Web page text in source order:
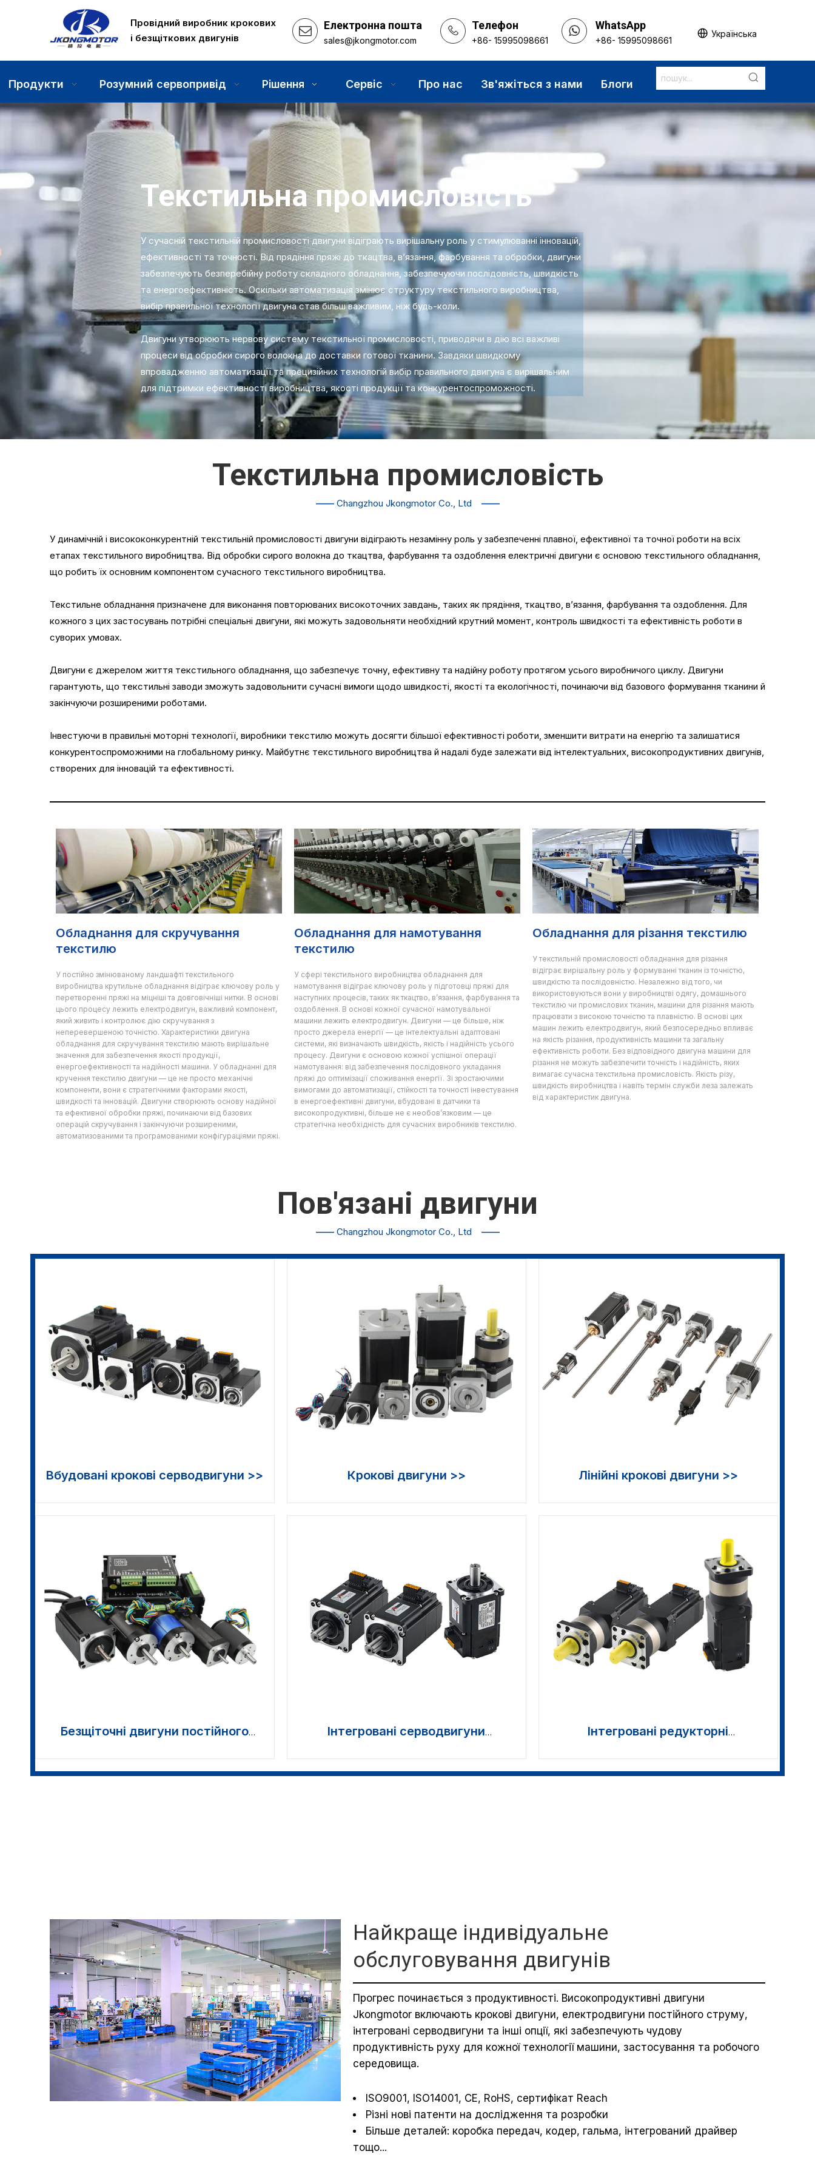
Провідний виробник крокових
і безщіткових двигунів
Електронна пошта
sales@jkongmotor.com
Телефон
+86- 15995098661
WhatsApp
+86- 15995098661
Українська
Продукти Розумний сервопривід Рішення Сервіс Про нас Зв'яжіться з нами Блоги
Текстильна промисловість
У сучасній текстильній промисловості двигуни відіграють вирішальну роль у стимулюванні інновацій,
ефективності та точності. Від прядіння пряжі до ткацтва, в’язання, фарбування та обробки, двигуни
забезпечують безперебійну роботу складного обладнання, забезпечуючи послідовність, швидкість
та енергоефективність. Оскільки автоматизація змінює структуру текстильного виробництва,
вибір правильної технології двигуна став більш важливим, ніж будь-коли.
Двигуни утворюють нервову систему текстильної промисловості, приводячи в дію всі важливі
процеси від обробки сирого волокна до доставки готової тканини. Завдяки швидкому
впровадженню автоматизації та прецизійних технологій вибір правильного двигуна є вирішальним
для підтримки ефективності виробництва, якості продукції та конкурентоспроможності.
Текстильна промисловість
—— Changzhou Jkongmotor Co., Ltd ——
У динамічній і висококонкурентній текстильній промисловості двигуни відіграють незамінну роль у забезпеченні плавної, ефективної та точної роботи на всіх
етапах текстильного виробництва. Від обробки сирого волокна до ткацтва, фарбування та оздоблення електричні двигуни є основою текстильного обладнання,
що робить їх основним компонентом сучасного текстильного виробництва.
Текстильне обладнання призначене для виконання повторюваних високоточних завдань, таких як прядіння, ткацтво, в’язання, фарбування та оздоблення. Для
кожного з цих застосувань потрібні спеціальні двигуни, які можуть задовольняти необхідний крутний момент, контроль швидкості та ефективність роботи в
суворих умовах.
Двигуни є джерелом життя текстильного обладнання, що забезпечує точну, ефективну та надійну роботу протягом усього виробничого циклу. Двигуни
гарантують, що текстильні заводи зможуть задовольнити сучасні вимоги щодо швидкості, якості та екологічності, починаючи від базового формування тканини й
закінчуючи розширеними роботами.
Інвестуючи в правильні моторні технології, виробники текстилю можуть досягти більшої ефективності роботи, зменшити витрати на енергію та залишатися
конкурентоспроможними на глобальному ринку. Майбутнє текстильного виробництва й надалі буде залежати від інтелектуальних, високопродуктивних двигунів,
створених для інновацій та ефективності.
Обладнання для скручування
текстилю
У постійно змінюваному ландшафті текстильного
виробництва крутильне обладнання відіграє ключову роль у
перетворенні пряжі на міцніші та довговічніші нитки. В основі
цього процесу лежить електродвигун, важливий компонент,
який живить і контролює дію скручування з
неперевершеною точністю. Характеристики двигуна
обладнання для скручування текстилю мають вирішальне
значення для забезпечення якості продукції,
енергоефективності та надійності машини. У обладнанні для
кручення текстилю двигуни — це не просто механічні
компоненти, вони є стратегічними факторами якості,
швидкості та інновацій. Двигуни створюють основу надійної
та ефективної обробки пряжі, починаючи від базових
операцій скручування і закінчуючи розширеними,
автоматизованими та програмованими конфігураціями пряжі.
Обладнання для намотування
текстилю
У сфері текстильного виробництва обладнання для
намотування відіграє ключову роль у підготовці пряжі для
наступних процесів, таких як ткацтво, в’язання, фарбування та
оздоблення. В основі кожної сучасної намотувальної
машини лежить електродвигун. Двигуни — це більше, ніж
просто джерела енергії — це інтелектуальні адаптовані
системи, які визначають швидкість, якість і надійність усього
процесу. Двигуни є основою кожної успішної операції
намотування: від забезпечення послідовного укладання
пряжі до оптимізації споживання енергії. Зі зростаючими
вимогами до автоматизації, стійкості та точності інвестування
в енергоефективні двигуни, вбудовані в датчики та
високопродуктивні, більше не є необов’язковим — це
стратегічна необхідність для сучасних виробників текстилю.
Обладнання для різання текстилю
У текстильній промисловості обладнання для різання
відіграє вирішальну роль у формуванні тканин із точністю,
швидкістю та послідовністю. Незалежно від того, чи
використовуються вони у виробництві одягу, домашнього
текстилю чи промислових тканин, машини для різання мають
працювати з високою точністю та плавністю. В основі цих
машин лежить електродвигун, який безпосередньо впливає
на якість різання, продуктивність машини та загальну
ефективність роботи. Без відповідного двигуна машини для
різання не можуть забезпечити точність і надійність, яких
вимагає сучасна текстильна промисловість. Якість різу,
швидкість виробництва і навіть термін служби леза залежать
від характеристик двигуна.
Пов'язані двигуни
—— Changzhou Jkongmotor Co., Ltd ——
Вбудовані крокові серводвигуни >> Крокові двигуни >> Лінійні крокові двигуни >>
Безщіточні двигуни постійного Інтегровані серводвигуни Інтегровані редукторні
Найкраще індивідуальне
обслуговування двигунів
Прогрес починається з продуктивності. Високопродуктивні двигуни
Jkongmotor включають крокові двигуни, електродвигуни постійного струму,
інтегровані серводвигуни та інші опції, які забезпечують чудову
продуктивність руху для кожної технології машини, застосування та робочого
середовища.
ISO9001, ISO14001, CE, RoHS, сертифікат Reach
Різні нові патенти на дослідження та розробки
Більше деталей: коробка передач, кодер, гальма, інтегрований драйвер
тощо...